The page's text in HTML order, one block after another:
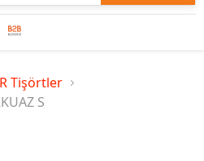
Tişörtler
S